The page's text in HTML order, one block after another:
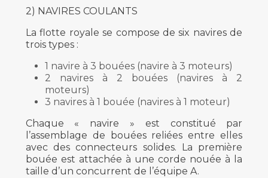
2) NAVIRES COULANTS
La flotte royale se compose de six navires de
trois types :
1 navire à 3 bouées (navire à 3 moteurs)
2 navires à 2 bouées (navires à 2
moteurs)
3 navires à 1 bouée (navires à 1 moteur)
Chaque « navire » est constitué par
l’assemblage de bouées reliées entre elles
avec des connecteurs solides. La première
bouée est attachée à une corde nouée à la
taille d’un concurrent de l’équipe A.